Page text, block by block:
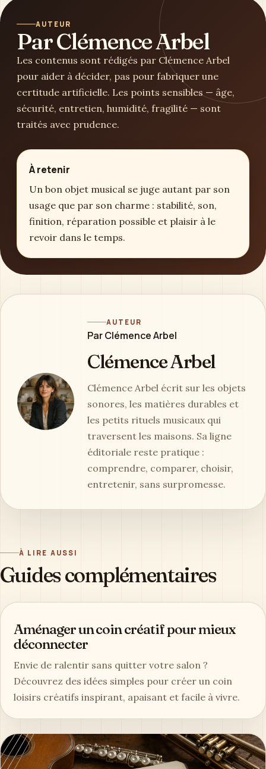
AUTEUR
Par Clémence Arbel
Les contenus sont rédigés par Clémence Arbel
pour aider à décider, pas pour fabriquer une
certitude artificielle. Les points sensibles — âge,
sécurité, entretien, humidité, fragilité — sont
traités avec prudence.
À retenir
Un bon objet musical se juge autant par son
usage que par son charme : stabilité, son,
finition, réparation possible et plaisir à le
revoir dans le temps.
AUTEUR
Par Clémence Arbel
Clémence Arbel
Clémence Arbel écrit sur les objets
sonores, les matières durables et
les petits rituels musicaux qui
traversent les maisons. Sa ligne
éditoriale reste pratique :
comprendre, comparer, choisir,
entretenir, sans surpromesse.
À LIRE AUSSI
Guides complémentaires
Aménager un coin créatif pour mieux
déconnecter
Envie de ralentir sans quitter votre salon ?
Découvrez des idées simples pour créer un coin
loisirs créatifs inspirant, apaisant et facile à vivre.